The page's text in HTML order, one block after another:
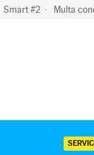
Smart #2 Multa